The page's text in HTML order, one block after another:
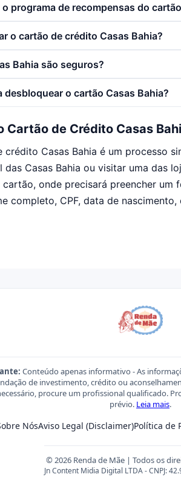
programa de recompensas do
o cartão de crédito Casas Bahia?
Bahia são seguros?
desbloquear o cartão Casas Bahia?
Cartão de Crédito Casas
Casas Bahia é um processo
Casas Bahia ou visitar uma das
onde precisará preencher um
completo, CPF, data de nascimento,
Conteúdo apenas informativo - As
de investimento, crédito ou
procure um profissional qualificado.
prévio. Leia mais.
NósAviso Legal (Disclaimer)Política de
© 2026 Renda de Mãe | Todos os
Jn Content Midia Digital LTDA - CNPJ: